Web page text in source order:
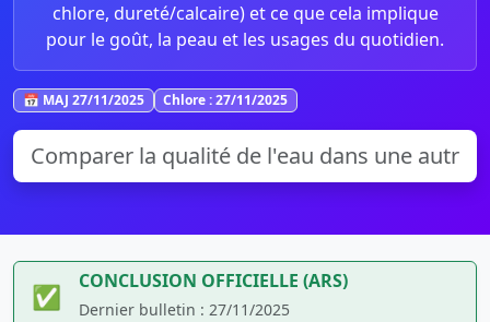
chlore, dureté/calcaire) et ce que cela implique
pour le goût, la peau et les usages du quotidien.
📅 MAJ 27/11/2025 Chlore : 27/11/2025
✅ CONCLUSION OFFICIELLE (ARS)
Dernier bulletin : 27/11/2025